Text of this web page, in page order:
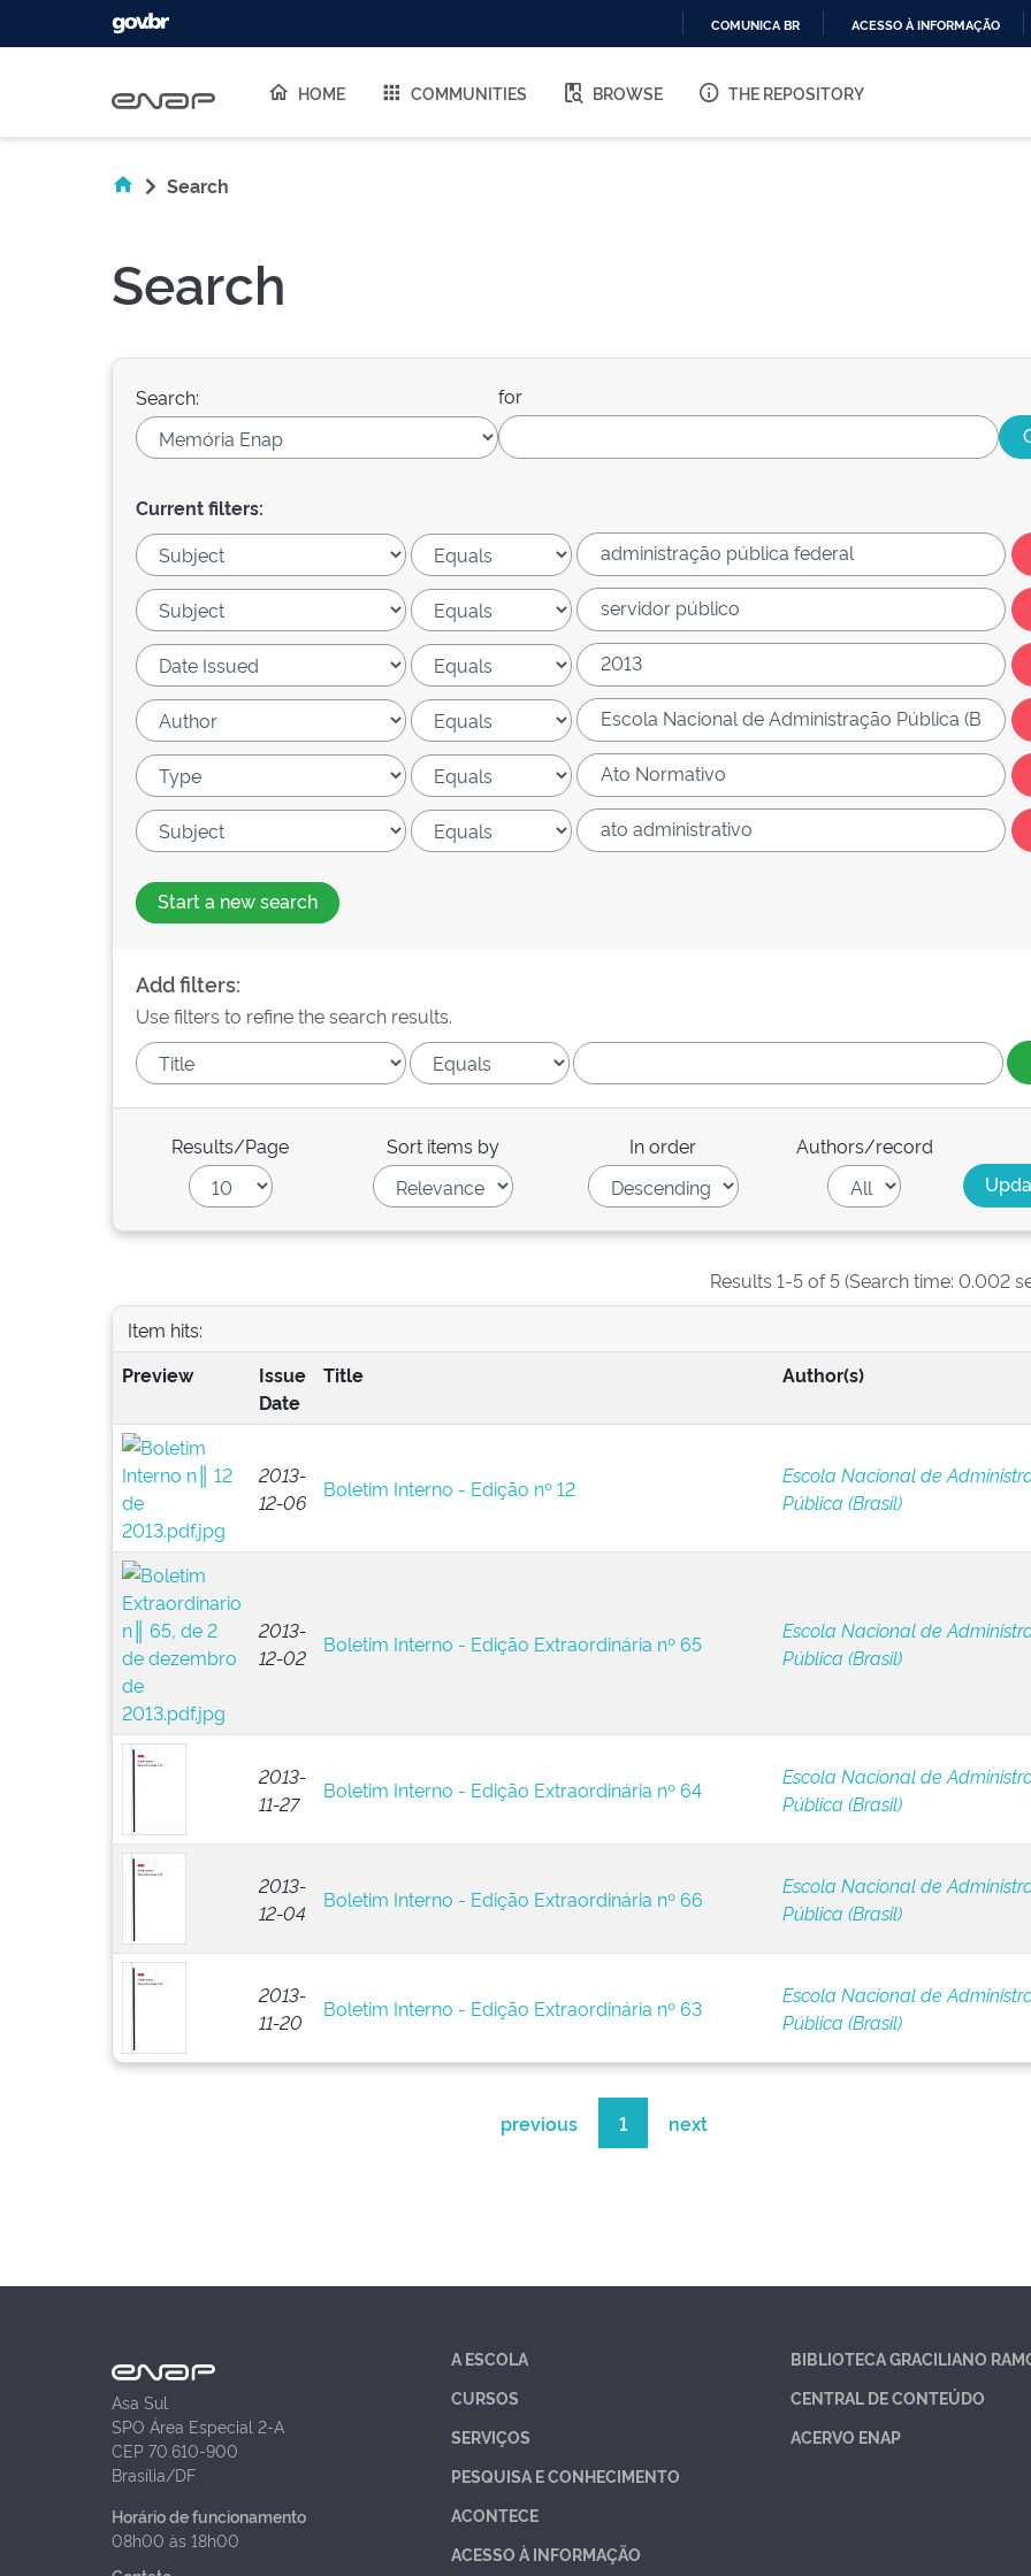
O
COMUNICA BR ACESSO À INFORMAÇÃO
HOME COMMUNITIES BROWSE THE REPOSITORY
Search
Search
Search: for
Current filters:
Start a new search
Add filters:
Use filters to refine the search results.
Results/Page Sort items by In order Authors/record
Results 1-5 of 5 (Search time: 0.002
Item hits:
Preview
Issue
Date
Title Author(s)
2013-
12-06
Boletim Interno - Edição nº 12
Escola Nacional de
Pública (Brasil)
2013-
12-02
Boletim Interno - Edição Extraordinária nº 65
Escola Nacional de
Pública (Brasil)
2013-
11-27
Boletim Interno - Edição Extraordinária nº 64
Escola Nacional de
Pública (Brasil)
2013-
12-04
Boletim Interno - Edição Extraordinária nº 66
Escola Nacional de
Pública (Brasil)
2013-
11-20
Boletim Interno - Edição Extraordinária nº 63
Escola Nacional de
Pública (Brasil)
previous 1 next
Asa Sul
SPO Área Especial 2-A
CEP 70.610-900
Brasília/DF
Horário de funcionamento
08h00 às 18h00
A ESCOLA
CURSOS
SERVIÇOS
PESQUISA E CONHECIMENTO
ACONTECE
ACESSO À INFORMAÇÃO
BIBLIOTECA GRACILIANO
CENTRAL DE CONTEÚDO
ACERVO ENAP